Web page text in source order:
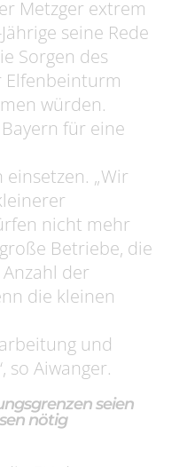
Metzger extrem
seine Rede
Sorgen des
würden.
für eine
„Wir
nicht mehr
Betriebe, die
der
die kleinen
und
so Aiwanger.
seien
nötig